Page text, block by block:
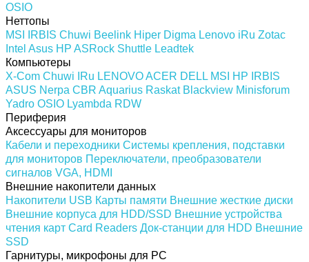
OSIO
Неттопы
MSI
IRBIS Chuwi Beelink Hiper Digma Lenovo iRu Zotac
Intel Asus HP ASRock Shuttle Leadtek
Компьютеры
X-Com Chuwi IRu LENOVOACER DELL MSI HP
IRBIS
ASUS Nerpa CBR Aquarius Raskat Blackview Minisforum
Yadro OSIO Lyambda RDW
Периферия
Аксессуары для мониторов
Кабели и переходники Системы крепления, подставки
для мониторов Переключатели, преобразователи
сигналов VGA, HDMI
Внешние накопители данных
Накопители USB Карты памяти Внешние жесткие диски
Внешние корпуса для HDD/SSD Внешние устройства
чтения карт Card Readers Док-станции для HDD Внешние
SSD
Гарнитуры, микрофоны для PC